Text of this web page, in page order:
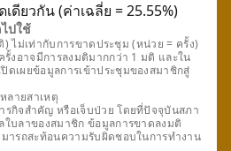
ดียวกัน (ค่าเฉลี่ย = 25.55%)
ปใช้
ไม่เท่ากับการขาดประชุม (หน่วย = ครั้ง)
รั้งอาจมีการลงมติมากกว่า 1 มติ และใน
ดเผยข้อมูลการเข้าประชุมของสมาชิกสู่
ลายสาเหตุ
รกิจสำคัญ หรือเจ็บป่วย โดยที่ปัจจุบันสภา
ใบลาของสมาชิก ข้อมูลการขาดลงมติ
มารถสะท้อนความรับผิดชอบในการทำงาน